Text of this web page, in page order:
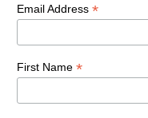
Email Address *
First Name *